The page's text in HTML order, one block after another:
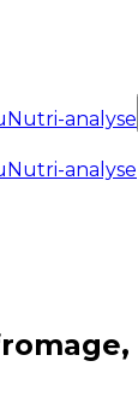
Nutri-analyse
Nutri-analyse